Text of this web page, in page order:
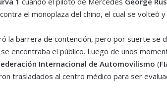
el monoplaza del chino, el cual se volteó
la barrera de contención, pero por suerte se
encontraba el público. Luego de unos
Internacional de Automovilismo (
trasladados al centro médico para ser